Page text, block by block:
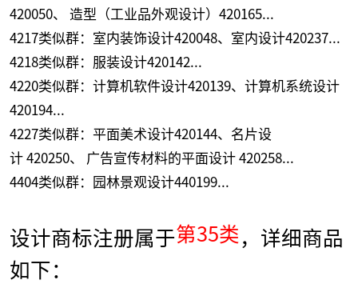
420050、 造型（工业品外观设计）420165...
4217类似群：室内装饰设计420048、室内设计420237...
4218类似群：服装设计420142...
4220类似群：计算机软件设计420139、计算机系统设计
420194...
4227类似群：平面美术设计420144、名片设
计 420250、 广告宣传材料的平面设计 420258...
4404类似群：园林景观设计440199...
设计商标注册属于第35类，详细商品
如下：